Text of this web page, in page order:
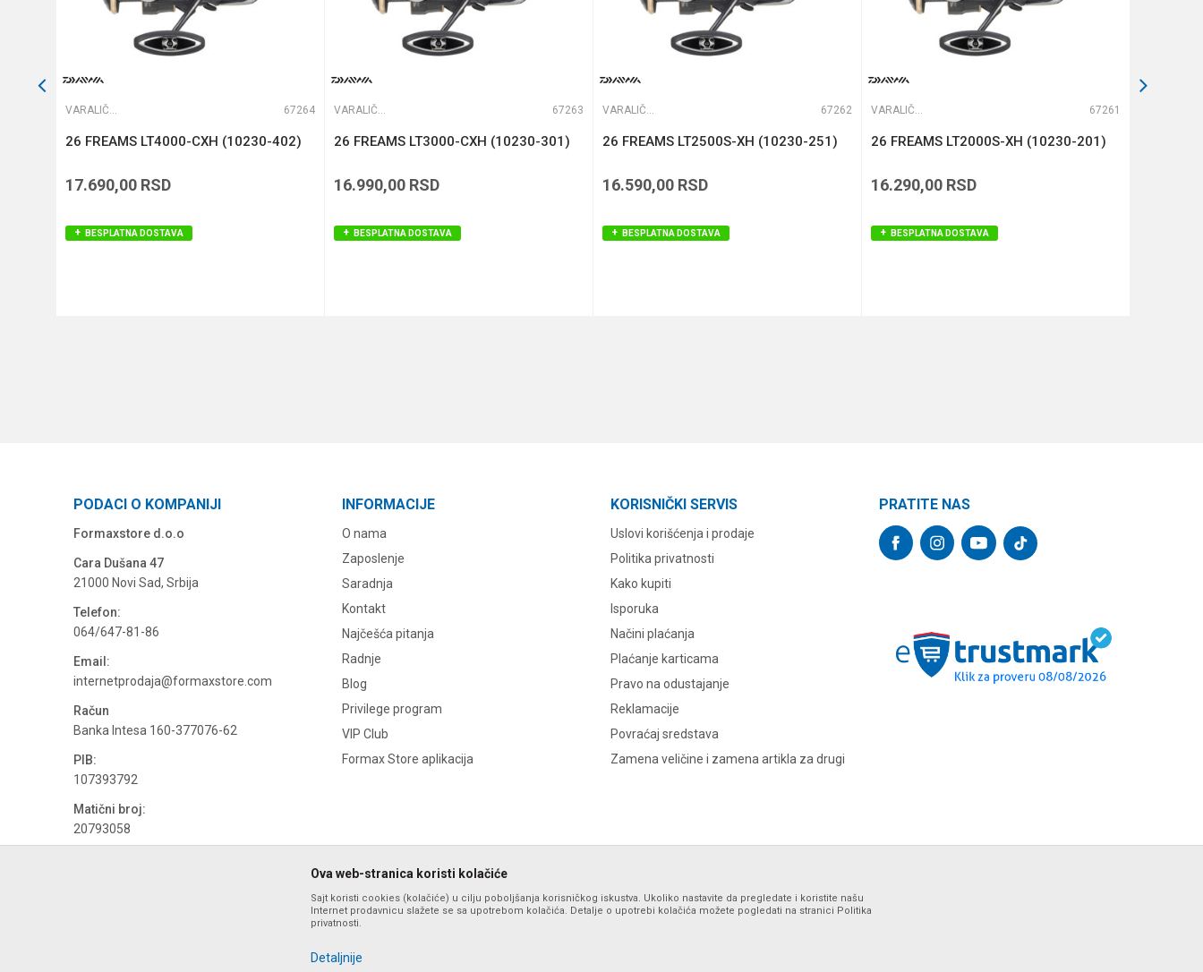
VARALIČARSKE MAŠINICE 67264
26 FREAMS LT4000-CXH (10230-402)
17.690,00 RSD
BESPLATNA DOSTAVA
VARALIČARSKE MAŠINICE 67263
26 FREAMS LT3000-CXH (10230-301)
16.990,00 RSD
BESPLATNA DOSTAVA
VARALIČARSKE MAŠINICE 67262
26 FREAMS LT2500S-XH (10230-251)
16.590,00 RSD
BESPLATNA DOSTAVA
VARALIČARSKE MAŠINICE 67261
26 FREAMS LT2000S-XH (10230-201)
16.290,00 RSD
BESPLATNA DOSTAVA
PODACI O KOMPANIJI
Formaxstore d.o.o
Cara Dušana 47
21000 Novi Sad, Srbija
Telefon:
064/647-81-86
Email:
internetprodaja@formaxstore.com
Račun
Banka Intesa 160-377076-62
PIB:
107393792
Matični broj:
20793058
INFORMACIJE
O nama
Zaposlenje
Saradnja
Kontakt
Najčešća pitanja
Radnje
Blog
Privilege program
VIP Club
Formax Store aplikacija
KORISNIČKI SERVIS
Uslovi korišćenja i prodaje
Politika privatnosti
Kako kupiti
Isporuka
Načini plaćanja
Plaćanje karticama
Pravo na odustajanje
Reklamacije
Povraćaj sredstava
Zamena veličine i zamena artikla za drugi
PRATITE NAS
Ova web-stranica koristi kolačiće
Sajt koristi cookies (kolačiće) u cilju poboljšanja korisničkog iskustva. Ukoliko nastavite da pregledate i koristite našu
Internet prodavnicu slažete se sa upotrebom kolačića. Detalje o upotrebi kolačića možete pogledati na stranici Politika
privatnosti.
Detaljnije